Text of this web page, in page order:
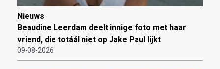
Nieuws
Beaudine Leerdam deelt innige foto met haar
vriend, die totáál niet op Jake Paul lijkt
09-08-2026